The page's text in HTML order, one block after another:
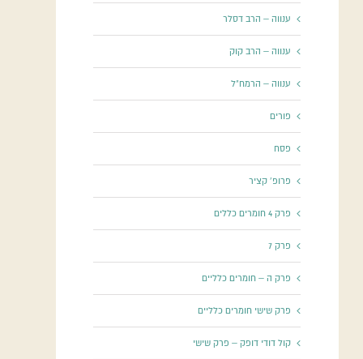
ענווה – הרב דסלר
ענווה – הרב קוק
ענווה – הרמח"ל
פורים
פסח
פרופ' קציר
פרק 4 חומרים כללים
פרק 7
פרק ה – חומרים כלליים
פרק שישי חומרים כלליים
קול דודי דופק – פרק שישי